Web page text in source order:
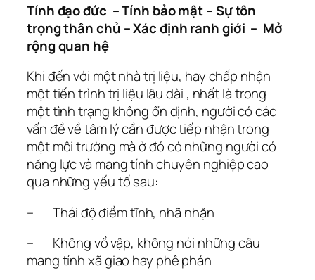
Tính đạo đức – Tính bảo mật – Sự tôn
trọng thân chủ – Xác định ranh giới – Mở
rộng quan hệ
Khi đến với một nhà trị liệu, hay chấp nhận
một tiến trình trị liệu lâu dài , nhất là trong
một tình trạng không ổn định, người có các
vấn đề về tâm lý cần được tiếp nhận trong
một môi trường mà ở đó có những người có
năng lực và mang tính chuyên nghiệp cao
qua những yếu tố sau:
– Thái độ điềm tĩnh, nhã nhặn
– Không vồ vập, không nói những câu
mang tính xã giao hay phê phán